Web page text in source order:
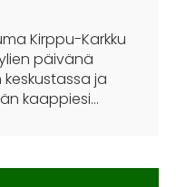
Kirppu-Karkku
päivänä
keskustassa ja
kaappiesi…